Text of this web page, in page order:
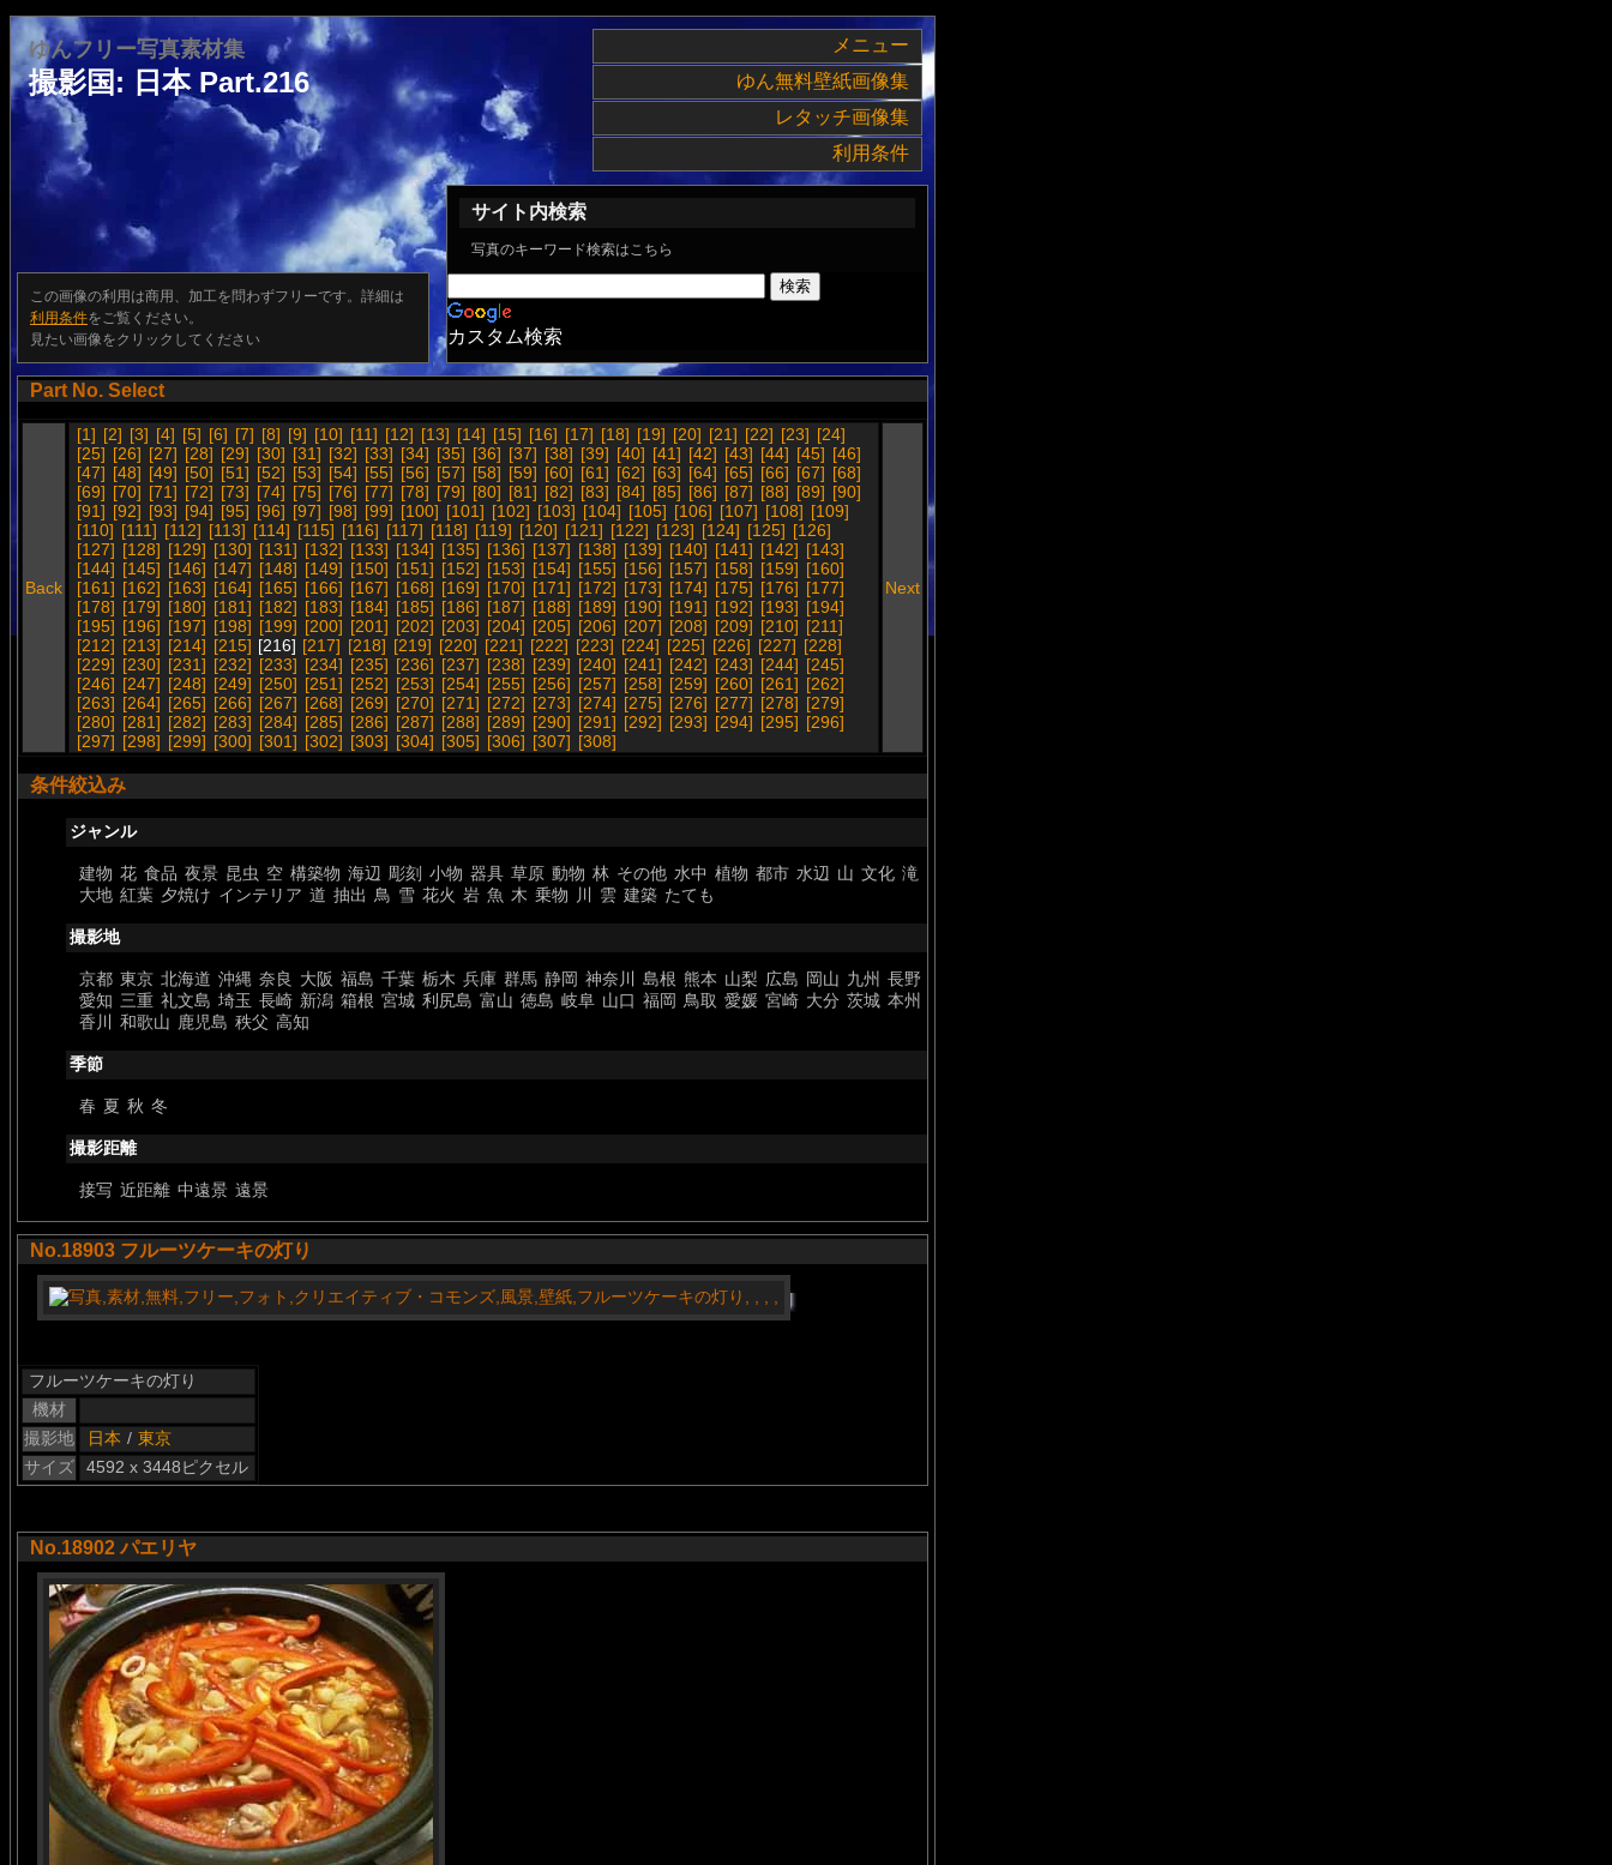
メニュー
ゆん無料壁紙画像集
レタッチ画像集
利用条件
ゆんフリー写真素材集
撮影国: 日本 Part.216
この画像の利用は商用、加工を問わずフリーです。詳細は
利用条件をご覧ください。
見たい画像をクリックしてください
サイト内検索
写真のキーワード検索はこちら
カスタム検索
Part No. Select
Back
[1] [2] [3] [4] [5] [6] [7] [8] [9] [10] [11] [12] [13] [14] [15] [16] [17] [18] [19] [20] [21] [22] [23] [24]
[25] [26] [27] [28] [29] [30] [31] [32] [33] [34] [35] [36] [37] [38] [39] [40] [41] [42] [43] [44] [45] [46]
[47] [48] [49] [50] [51] [52] [53] [54] [55] [56] [57] [58] [59] [60] [61] [62] [63] [64] [65] [66] [67] [68]
[69] [70] [71] [72] [73] [74] [75] [76] [77] [78] [79] [80] [81] [82] [83] [84] [85] [86] [87] [88] [89] [90]
[91] [92] [93] [94] [95] [96] [97] [98] [99] [100] [101] [102] [103] [104] [105] [106] [107] [108] [109]
[110] [111] [112] [113] [114] [115] [116] [117] [118] [119] [120] [121] [122] [123] [124] [125] [126]
[127] [128] [129] [130] [131] [132] [133] [134] [135] [136] [137] [138] [139] [140] [141] [142] [143]
[144] [145] [146] [147] [148] [149] [150] [151] [152] [153] [154] [155] [156] [157] [158] [159] [160]
[161] [162] [163] [164] [165] [166] [167] [168] [169] [170] [171] [172] [173] [174] [175] [176] [177]
[178] [179] [180] [181] [182] [183] [184] [185] [186] [187] [188] [189] [190] [191] [192] [193] [194]
[195] [196] [197] [198] [199] [200] [201] [202] [203] [204] [205] [206] [207] [208] [209] [210] [211]
[212] [213] [214] [215] [216] [217] [218] [219] [220] [221] [222] [223] [224] [225] [226] [227] [228]
[229] [230] [231] [232] [233] [234] [235] [236] [237] [238] [239] [240] [241] [242] [243] [244] [245]
[246] [247] [248] [249] [250] [251] [252] [253] [254] [255] [256] [257] [258] [259] [260] [261] [262]
[263] [264] [265] [266] [267] [268] [269] [270] [271] [272] [273] [274] [275] [276] [277] [278] [279]
[280] [281] [282] [283] [284] [285] [286] [287] [288] [289] [290] [291] [292] [293] [294] [295] [296]
[297] [298] [299] [300] [301] [302] [303] [304] [305] [306] [307] [308]
Next
条件絞込み
ジャンル
建物 花 食品 夜景 昆虫 空 構築物 海辺 彫刻 小物 器具 草原 動物 林 その他 水中 植物 都市 水辺 山 文化 滝
大地 紅葉 夕焼け インテリア 道 抽出 鳥 雪 花火 岩 魚 木 乗物 川 雲 建築 たても
撮影地
京都 東京 北海道 沖縄 奈良 大阪 福島 千葉 栃木 兵庫 群馬 静岡 神奈川 島根 熊本 山梨 広島 岡山 九州 長野
愛知 三重 礼文島 埼玉 長崎 新潟 箱根 宮城 利尻島 富山 徳島 岐阜 山口 福岡 鳥取 愛媛 宮崎 大分 茨城 本州
香川
和歌山 鹿児島 秩父 高知
季節
春 夏 秋 冬
撮影距離
接写 近距離 中遠景 遠景
No.18903 フルーツケーキの灯り
フルーツケーキの灯り
機材
撮影地
日本 / 東京
サイズ
4592 x 3448ピクセル
No.18902 パエリヤ